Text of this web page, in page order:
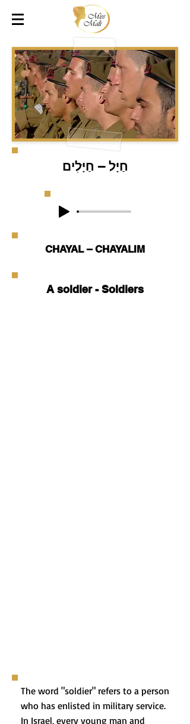
חַיָּל – חַיָּלִים
CHAYAL – CHAYALIM
A soldier - Soldiers
The word "soldier" refers to a person
who has enlisted in military service.
In Israel, every young man and